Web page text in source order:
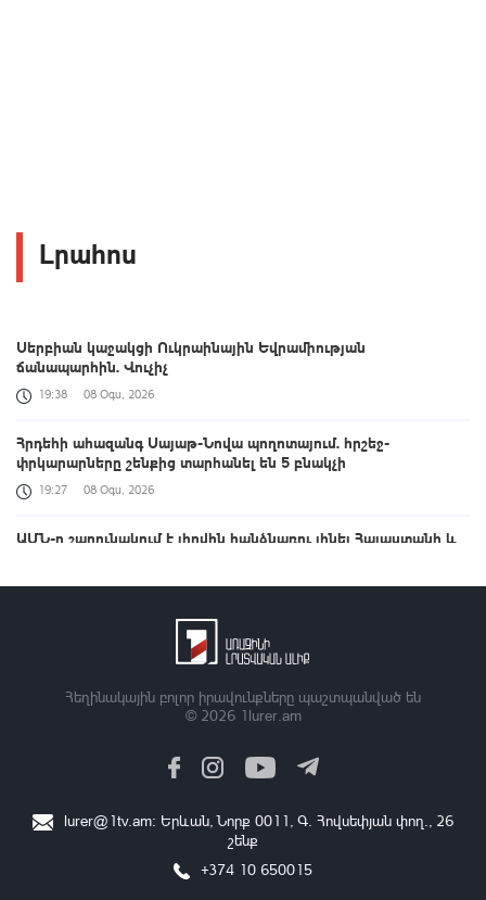
Լրահոս
Սերբիան կաջակցի Ուկրաինային Եվրամիության
ճանապարհին. Վուչիչ
19:38 08 Օգս, 2026
Հրդեհի ահազանգ Սայաթ-Նովա պողոտայում. հրշեջ-
փրկարարները շենքից տարհանել են 5 բնակչի
19:27 08 Օգս, 2026
ԱՄՆ-ը շարունակում է լիովին հանձնառու լինել Հայաստանի և
19:22 08 Օգս, 2026
Հանդիսավոր միջոցառման ընթացքում պարգևները
հանձնվեցին ուժային կառույցների մասնակցությամբ
տեսանյութ է հրապարակել
Երիտասարդների բնապահպանական պահանջները
Գելենջիկի լողափերը կփակվեն օդային տագնապի ժամանակ.
Հեղինակային բոլոր իրավունքները պաշտպանված են
© 2026 1lurer.am
lurer@1tv.am։ Երևան, Նորք 0011, Գ․ Հովսեփյան փող., 26
շենք
+374 10 650015